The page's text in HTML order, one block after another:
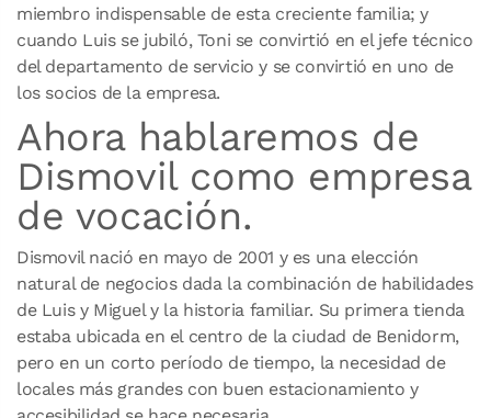
miembro indispensable de esta creciente familia; y
cuando Luis se jubiló, Toni se convirtió en el jefe técnico
del departamento de servicio y se convirtió en uno de
los socios de la empresa.
Ahora hablaremos de
Dismovil como empresa
de vocación.
Dismovil nació en mayo de 2001 y es una elección
natural de negocios dada la combinación de habilidades
de Luis y Miguel y la historia familiar. Su primera tienda
estaba ubicada en el centro de la ciudad de Benidorm,
pero en un corto período de tiempo, la necesidad de
locales más grandes con buen estacionamiento y